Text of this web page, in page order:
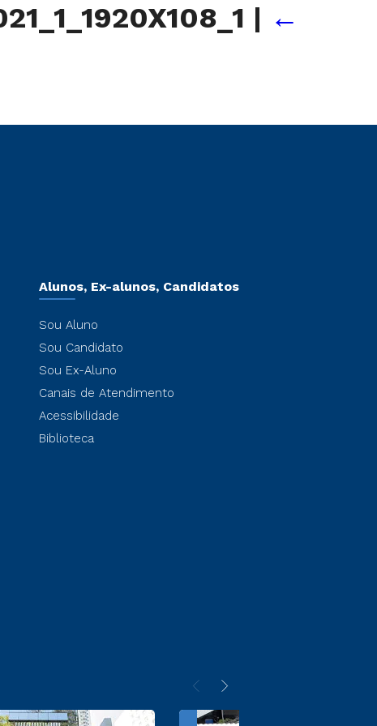
| ←
Alunos, Ex-alunos, Candidatos
Sou Aluno
Sou Candidato
Sou Ex-Aluno
Canais de Atendimento
Acessibilidade
Biblioteca